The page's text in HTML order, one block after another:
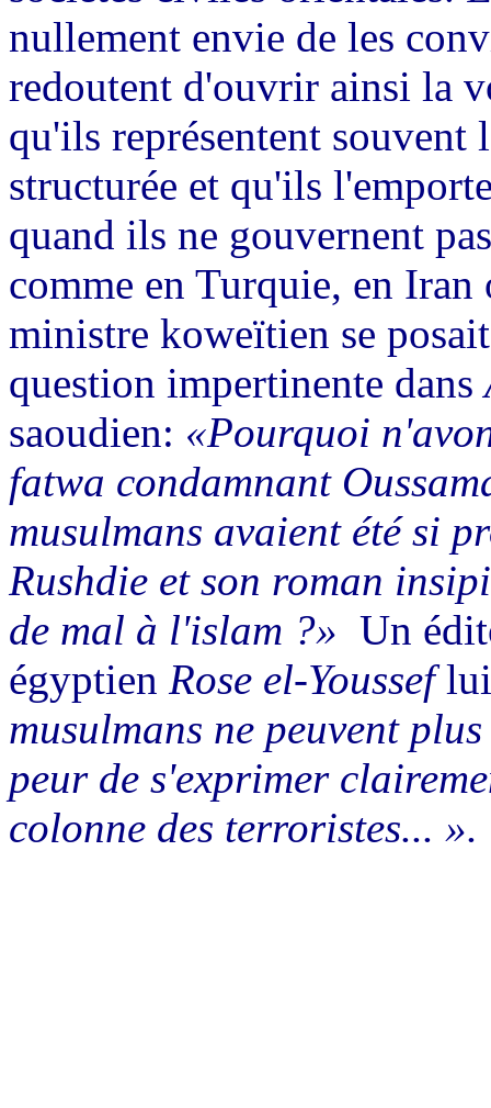
nullement envie de les
redoutent d'ouvrir ainsi la
qu'ils représentent
structurée et qu'ils
quand ils ne gouvernent
comme en Turquie, en
ministre koweïtien se
question impertinente dans
saoudien: «Pourquoi
fatwa condamnant
musulmans avaient été si
Rushdie et son roman
de mal à l'islam ?» Un
égyptien Rose el-Youssef
musulmans ne peuvent
peur de s'exprimer
colonne des terroristes... ».